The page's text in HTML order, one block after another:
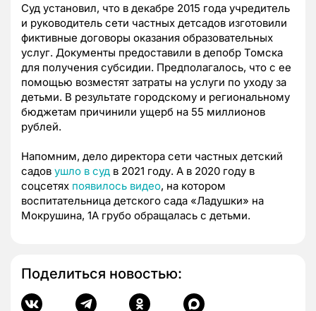
Суд установил, что в декабре 2015 года учредитель
и руководитель сети частных детсадов изготовили
фиктивные договоры оказания образовательных
услуг. Документы предоставили в депобр Томска
для получения субсидии. Предполагалось, что с ее
помощью возместят затраты на услуги по уходу за
детьми. В результате городскому и региональному
бюджетам причинили ущерб на 55 миллионов
рублей.
Напомним, дело директора сети частных детский
садов ушло в суд в 2021 году. А в 2020 году в
соцсетях появилось видео, на котором
воспитательница детского сада «Ладушки» на
Мокрушина, 1А грубо обращалась с детьми.
Поделиться новостью: